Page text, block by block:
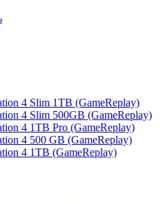
4 Slim 1TB (GameReplay)
4 Slim 500GB (GameReplay)
4 1TB Pro (GameReplay)
4 500 GB (GameReplay)
4 1TB (GameReplay)